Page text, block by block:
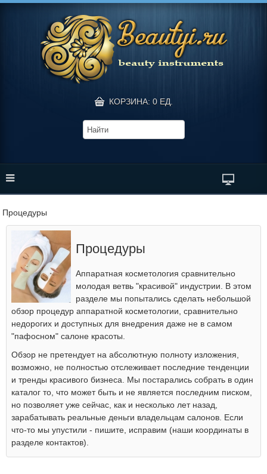
КОРЗИНА: 0 ЕД.
Процедуры
Процедуры
Аппаратная косметология сравнительно
молодая ветвь "красивой" индустрии. В этом
разделе мы попытались сделать небольшой
обзор процедур аппаратной косметологии, сравнительно
недорогих и доступных для внедрения даже не в самом
"пафосном" салоне красоты.
Обзор не претендует на абсолютную полноту изложения,
возможно, не полностью отслеживает последние тенденции
и тренды красивого бизнеса. Мы постарались собрать в один
каталог то, что может быть и не является последним писком,
но позволяет уже сейчас, как и несколько лет назад,
зарабатывать реальные деньги владельцам салонов. Если
что-то мы упустили - пишите, исправим (наши координаты в
разделе контактов).